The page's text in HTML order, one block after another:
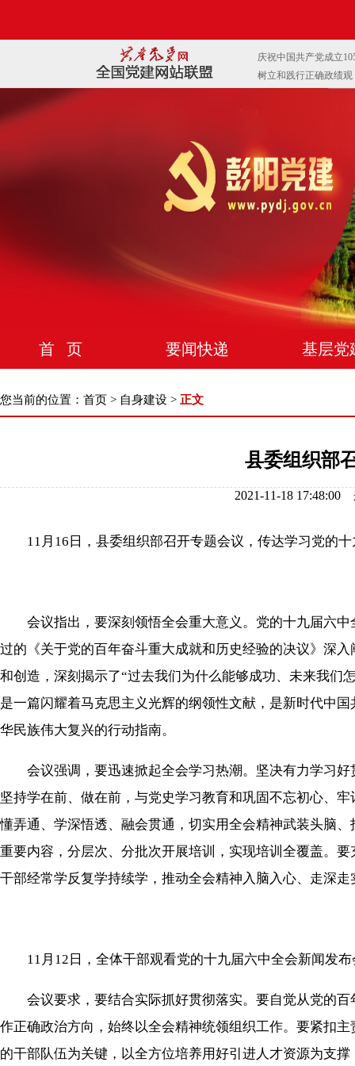
首 页 要闻快递 基层党
您当前的位置： 首页 > 自身建设 > 正文
县委组织部
2021-11-18
11月16日，县委组织部召开专题会议，传达学习党的十
会议指出，要深刻领悟全会重大意义。党的十九届六中
过的《关于党的百年奋斗重大成就和历史经验的决议》深
和创造，深刻揭示了“过去我们为什么能够成功、未来我们
是一篇闪耀着马克思主义光辉的纲领性文献，是新时代中
华民族伟大复兴的行动指南。
会议强调，要迅速掀起全会学习热潮。坚决有力学习好
坚持学在前、做在前，与党史学习教育和巩固不忘初心、
懂弄通、学深悟透、融会贯通，切实用全会精神武装头脑
重要内容，分层次、分批次开展培训，实现培训全覆盖。
干部经常学反复学持续学，推动全会精神入脑入心、走深走
11月12日，全体干部观看党的十九届六中全会新闻发布
会议要求，要结合实际抓好贯彻落实。要自觉从党的百
作正确政治方向，始终以全会精神统领组织工作。要紧扣
的干部队伍为关键，以全方位培养用好引进人才资源为支